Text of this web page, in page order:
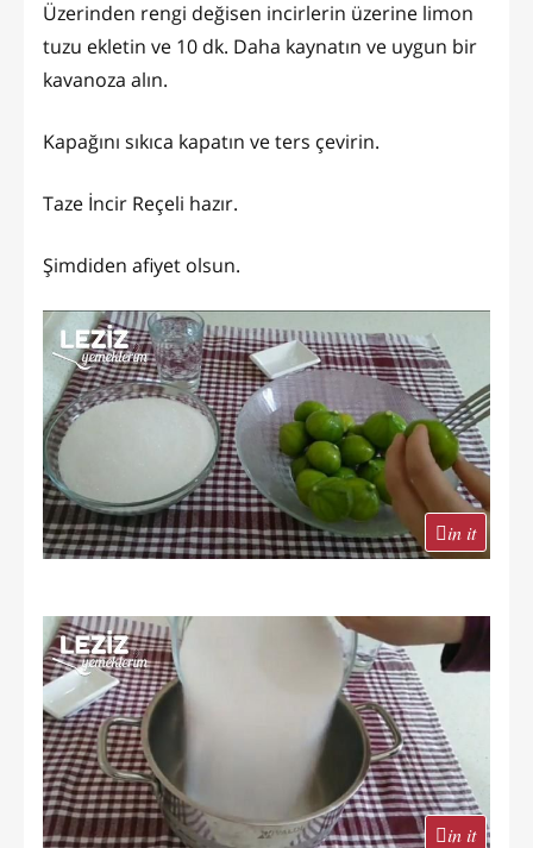
Üzerinden rengi değisen incirlerin üzerine limon
tuzu ekletin ve 10 dk. Daha kaynatın ve uygun bir
kavanoza alın.
Kapağını sıkıca kapatın ve ters çevirin.
Taze İncir Reçeli hazır.
Şimdiden afiyet olsun.
in it
in it